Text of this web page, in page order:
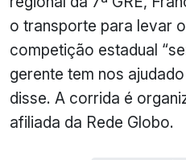
o transporte para levar
competição estadual
gerente tem nos
disse. A corrida é
afiliada da Rede Globo.